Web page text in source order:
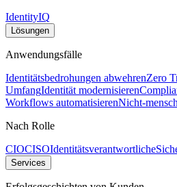
IdentityIQ
Lösungen
Anwendungsfälle
Identitätsbedrohungen abwehrenZero
UmfangIdentität modernisieren
Workflows automatisierenNicht-
Nach Rolle
CIOCISOIdentitätsverantwortliche
Services